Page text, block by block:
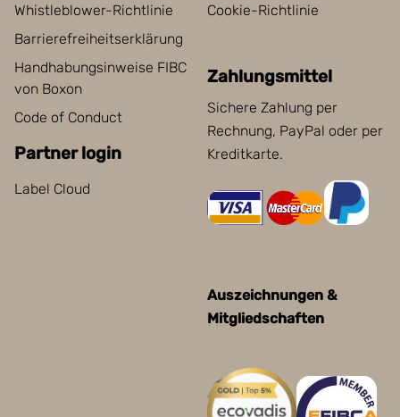
Whistleblower-Richtlinie
Barrierefreiheitserklärung
Handhabungsinweise FIBC
von Boxon
Code of Conduct
Partner login
Label Cloud
Cookie-Richtlinie
Zahlungsmittel
Sichere Zahlung per
Rechnung, PayPal oder per
Kreditkarte.
Auszeichnungen &
Mitgliedschaften